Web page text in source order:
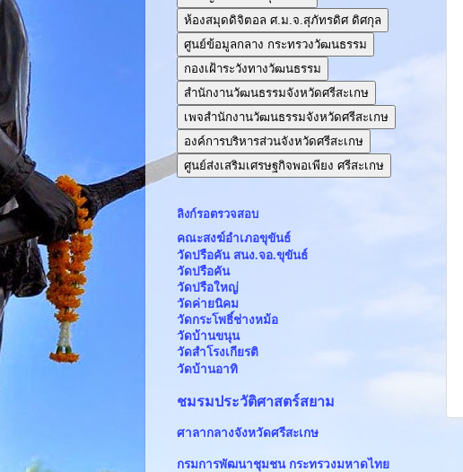
ห้องสมุดดิจิตอล ศ.ม.จ.สุภัทรดิศ ดิศกุล
ศูนย์ข้อมูลกลาง กระทรวงวัฒนธรรม
กองเฝ้าระวังทางวัฒนธรรม
สำนักงานวัฒนธรรมจังหวัดศรีสะเกษ
เพจสำนักงานวัฒนธรรมจังหวัดศรีสะเกษ
องค์การบริหารส่วนจังหวัดศรีสะเกษ
ศูนย์ส่งเสริมเศรษฐกิจพอเพียง ศรีสะเกษ
ลิงก์รอตรวจสอบ
คณะสงฆ์อำเภอขุขันธ์
วัดปรือคัน สนง.จอ.ขุขันธ์
วัดปรือคัน
วัดปรือใหญ่
วัดค่ายนิคม
วัดกระโพธิ์ช่างหม้อ
วัดบ้านขนุน
วัดสำโรงเกียรติ
วัดบ้านอาทิ
ชมรมประวัติศาสตร์สยาม
ศาลากลางจังหวัดศรีสะเกษ
กรมการพัฒนาชุมชน กระทรวงมหาดไทย